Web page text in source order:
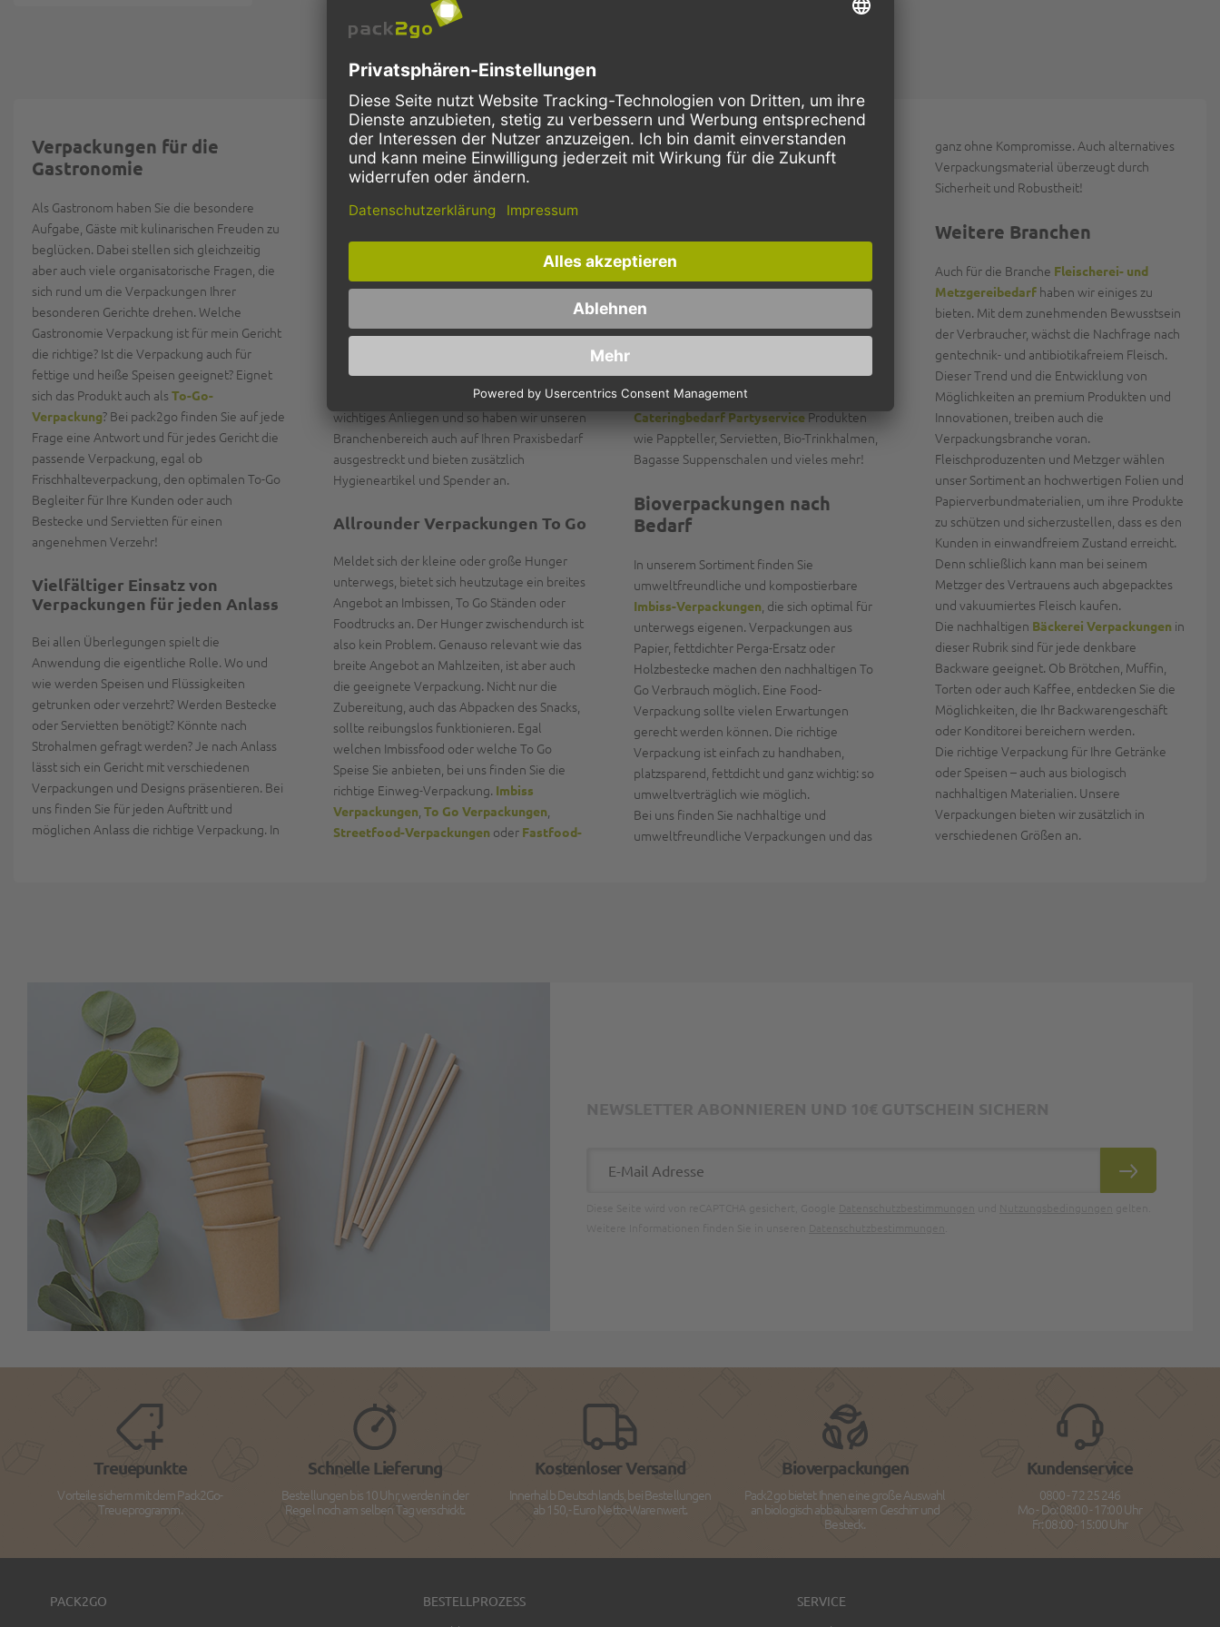
Verpackungen für die
Gastronomie
Als Gastronom haben Sie die besondere
Aufgabe, Gäste mit kulinarischen Freuden zu
beglücken. Dabei stellen sich gleichzeitig
aber auch viele organisatorische Fragen, die
sich rund um die Verpackungen Ihrer
besonderen Gerichte drehen. Welche
Gastronomie Verpackung ist für mein Gericht
die richtige? Ist die Verpackung auch für
fettige und heiße Speisen geeignet? Eignet
sich das Produkt auch als To-Go-
Verpackung? Bei pack2go finden Sie auf jede
Frage eine Antwort und für jedes Gericht die
passende Verpackung, egal ob
Frischhalteverpackung, den optimalen To-Go
Begleiter für Ihre Kunden oder auch
Bestecke und Servietten für einen
angenehmen Verzehr!
Vielfältiger Einsatz von
Verpackungen für jeden Anlass
Bei allen Überlegungen spielt die
Anwendung die eigentliche Rolle. Wo und
wie werden Speisen und Flüssigkeiten
getrunken oder verzehrt? Werden Bestecke
oder Servietten benötigt? Könnte nach
Strohalmen gefragt werden? Je nach Anlass
lässt sich ein Gericht mit verschiedenen
Verpackungen und Designs präsentieren. Bei
uns finden Sie für jeden Auftritt und
möglichen Anlass die richtige Verpackung. In
unserem Sortiment finden Sie flexible
Verpackungen für eine Vielzahl an Speisen
und Getränken. Bei manchen Produkten
hingegen ist es wichtig, dass sie für die
zugeschnitten sind. Mit unseren vielseitigen
verschiedene Gerichte in fester oder auch
verpackt werden.
Hygienestandards eigehalten werden. Die
Dringlichkeit zur Hygiene ist uns ein
wichtiges Anliegen und so haben wir unseren
Branchenbereich auch auf Ihren Praxisbedarf
ausgestreckt und bieten zusätzlich
Hygieneartikel und Spender an.
Allrounder Verpackungen To Go
Meldet sich der kleine oder große Hunger
unterwegs, bietet sich heutzutage ein breites
Angebot an Imbissen, To Go Ständen oder
Foodtrucks an. Der Hunger zwischendurch ist
also kein Problem. Genauso relevant wie das
breite Angebot an Mahlzeiten, ist aber auch
die geeignete Verpackung. Nicht nur die
Zubereitung, auch das Abpacken des Snacks,
sollte reibungslos funktionieren. Egal
welchen Imbissfood oder welche To Go
Speise Sie anbieten, bei uns finden Sie die
richtige Einweg-Verpackung. Imbiss
Verpackungen, To Go Verpackungen,
Streetfood-Verpackungenoder Fastfood-
Verpackungen– Wir machen keine
Ausnahmen.
Strohalme und Trinkhalme,
Holzrührstäbchen und Kaffeebecher sowie
die dazugehörigen Deckel. Auch im Bereich
Party und Lieferservice bedarf es der
passenden Verpackung für unterwegs.
noch alles zu spülen. Daher bieten wir Ihnen
ein umfangreiches Angebot an
Cateringbedarf PartyserviceProdukten
wie Pappteller, Servietten, Bio-Trinkhalmen,
Bagasse Suppenschalen und vieles mehr!
Bioverpackungen nach
Bedarf
In unserem Sortiment finden Sie
umweltfreundliche und kompostierbare
Imbiss-Verpackungen, die sich optimal für
unterwegs eigenen. Verpackungen aus
Papier, fettdichter Perga-Ersatz oder
Holzbestecke machen den nachhaltigen To
Go Verbrauch möglich. Eine Food-
Verpackung sollte vielen Erwartungen
gerecht werden können. Die richtige
Verpackung ist einfach zu handhaben,
platzsparend, fettdicht und ganz wichtig: so
umweltverträglich wie möglich.
Bei uns finden Sie nachhaltige und
umweltfreundliche Verpackungen und das
ganz ohne Kompromisse. Auch alternatives
Verpackungsmaterial überzeugt durch
Sicherheit und Robustheit!
Weitere Branchen
Auch für die Branche Fleischerei- und
Metzgereibedarfhaben wir einiges zu
bieten. Mit dem zunehmenden Bewusstsein
der Verbraucher, wächst die Nachfrage nach
gentechnik- und antibiotikafreiem Fleisch.
Dieser Trend und die Entwicklung von
Möglichkeiten an premium Produkten und
Innovationen, treiben auch die
Verpackungsbranche voran.
Fleischproduzenten und Metzger wählen
unser Sortiment an hochwertigen Folien und
Papierverbundmaterialien, um ihre Produkte
zu schützen und sicherzustellen, dass es den
Kunden in einwandfreiem Zustand erreicht.
Denn schließlich kann man bei seinem
Metzger des Vertrauens auch abgepacktes
und vakuumiertes Fleisch kaufen.
Die nachhaltigen Bäckerei Verpackungenin
dieser Rubrik sind für jede denkbare
Backware geeignet. Ob Brötchen, Muffin,
Torten oder auch Kaffee, entdecken Sie die
Möglichkeiten, die Ihr Backwarengeschäft
oder Konditorei bereichern werden.
Die richtige Verpackung für Ihre Getränke
oder Speisen – auch aus biologisch
nachhaltigen Materialien. Unsere
Verpackungen bieten wir zusätzlich in
verschiedenen Größen an.
ABONNIEREN
Treuepunkte
Vorteile sichern mit dem Pack2Go-
Treueprogramm.
Schnelle Lieferung
Bestellungen bis 10 Uhr, werden in der
Regel noch am selben Tag verschickt.
Kostenloser Versand
Innerhalb Deutschlands, bei Bestellungen
ab 150,- Euro Netto-Warenwert.
Bioverpackungen
Pack2go bietet Ihnen eine große Auswahl
an biologisch abbaubarem Geschirr und
Besteck.
Kundenservice
0800 - 72 25 246
Mo - Do: 08:00 - 17:00 Uhr
Fr: 08:00 - 15:00 Uhr
PACK2GO BESTELLPROZESS SERVICE